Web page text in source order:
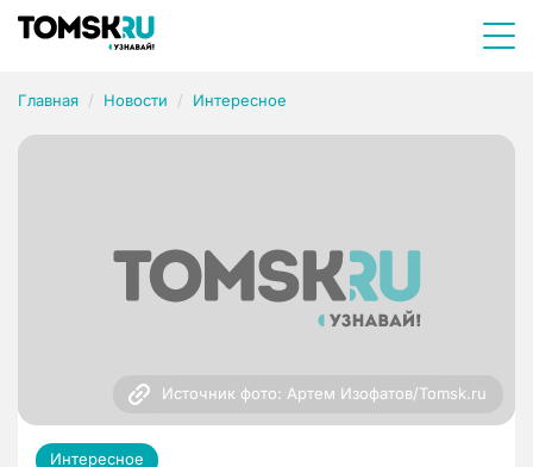
Главная Новости Интересное
Источник фото: Артем Изофатов/Tomsk.ru
Интересное